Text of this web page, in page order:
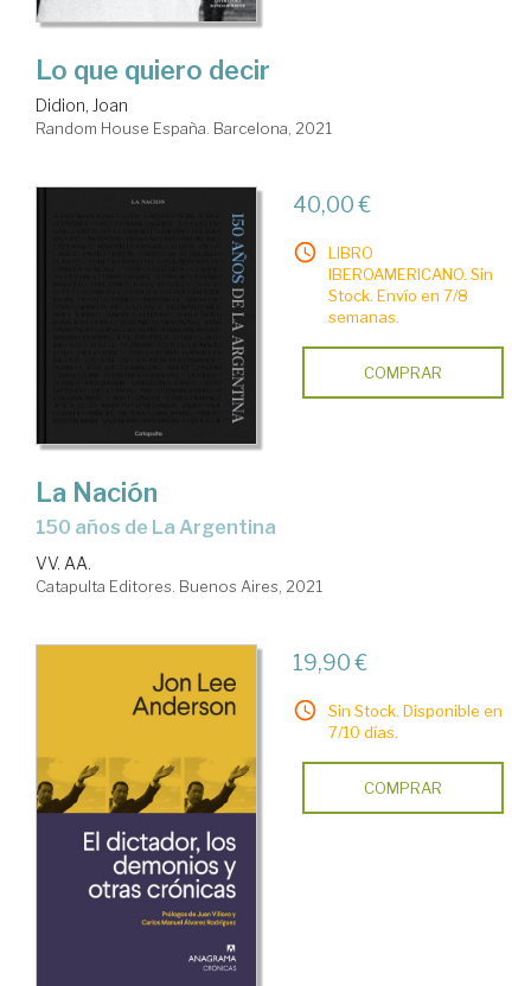
Lo que quiero decir
Didion, Joan
Random House España. Barcelona, 2021
40,00 €
LIBRO
IBEROAMERICANO. Sin
Stock. Envío en 7/8
semanas.
COMPRAR
La Nación
150 años de La Argentina
VV. AA.
Catapulta Editores. Buenos Aires, 2021
19,90 €
Sin Stock. Disponible en
7/10 días.
COMPRAR